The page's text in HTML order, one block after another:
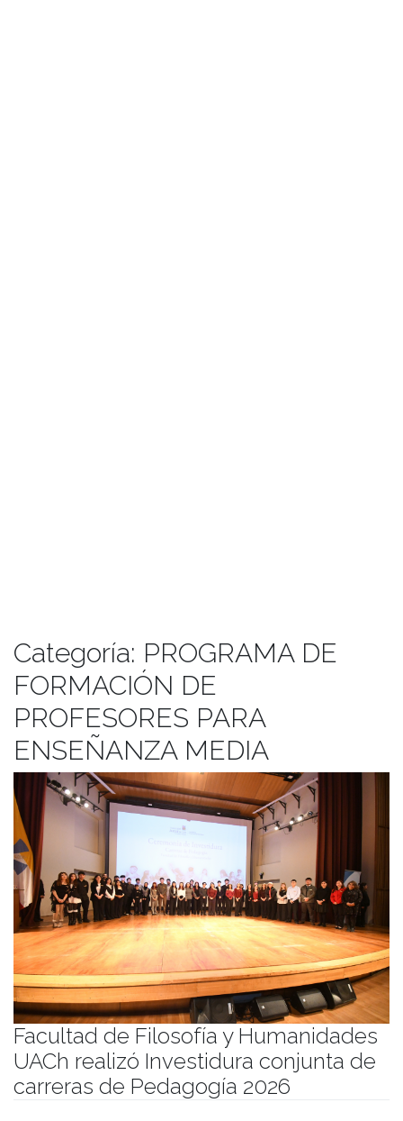
Categoría: PROGRAMA DE
FORMACIÓN DE
PROFESORES PARA
ENSEÑANZA MEDIA
Facultad de Filosofía y Humanidades
UACh realizó Investidura conjunta de
carreras de Pedagogía 2026